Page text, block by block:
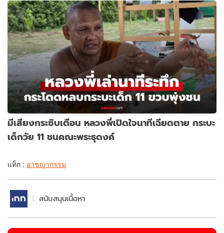
มีเสียงกระซิบเตือน หลวงพี่เปิดใจนาทีเฉียดตาย กระบะ
เด็กวัย 11 ชนคณะพระธุดงค์
แท็ก : อาชญากรรม
สนับสนุนเนื้อหา